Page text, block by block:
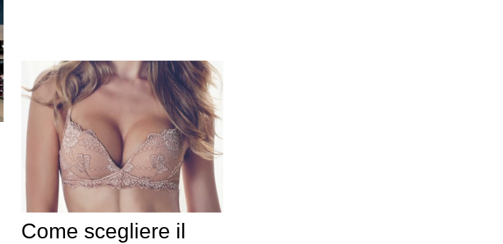
Come scegliere il